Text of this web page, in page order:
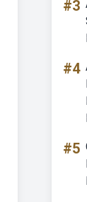
#3
#4
#5